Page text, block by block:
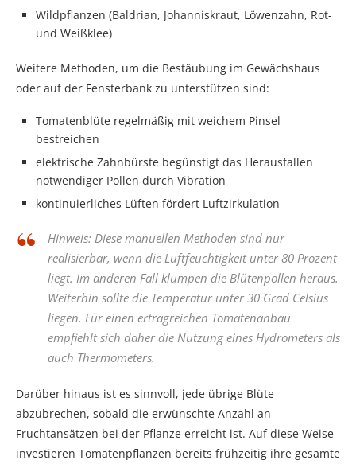
Wildpflanzen (Baldrian, Johanniskraut, Löwenzahn, Rot-
und Weißklee)
Weitere Methoden, um die Bestäubung im Gewächshaus
oder auf der Fensterbank zu unterstützen sind:
Tomatenblüte regelmäßig mit weichem Pinsel
bestreichen
elektrische Zahnbürste begünstigt das Herausfallen
notwendiger Pollen durch Vibration
kontinuierliches Lüften fördert Luftzirkulation
Hinweis: Diese manuellen Methoden sind nur
realisierbar, wenn die Luftfeuchtigkeit unter 80 Prozent
liegt. Im anderen Fall klumpen die Blütenpollen heraus.
Weiterhin sollte die Temperatur unter 30 Grad Celsius
liegen. Für einen ertragreichen Tomatenanbau
empfiehlt sich daher die Nutzung eines Hydrometers als
auch Thermometers.
Darüber hinaus ist es sinnvoll, jede übrige Blüte
abzubrechen, sobald die erwünschte Anzahl an
Fruchtansätzen bei der Pflanze erreicht ist. Auf diese Weise
investieren Tomatenpflanzen bereits frühzeitig ihre gesamte